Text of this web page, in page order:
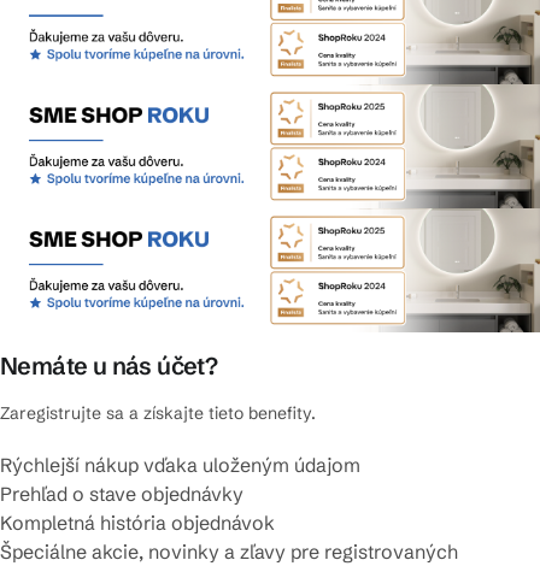
Nemáte u nás účet?
Zaregistrujte sa a získajte tieto benefity.
Rýchlejší nákup vďaka uloženým údajom
Prehľad o stave objednávky
Kompletná história objednávok
Špeciálne akcie, novinky a zľavy pre registrovaných